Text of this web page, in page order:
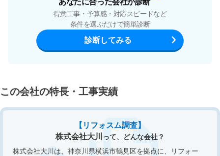
あなたに合った会社か診断
得意工事・予算感・対応スピードなど
条件を選ぶだけで簡単診断
診断してみる
この会社の特長・工事実績
【リフォスム調査】
株式会社大川
って、どんな会社？
株式会社大川は、神奈川県横浜市鶴見区を拠点に、リフォー